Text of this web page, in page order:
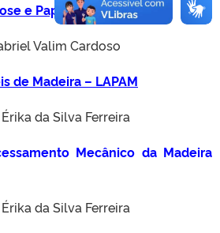
e Papel
Valim Cardoso
de Madeira – LAPAM
da Silva Ferreira
Mecânico da Madeira
da Silva Ferreira